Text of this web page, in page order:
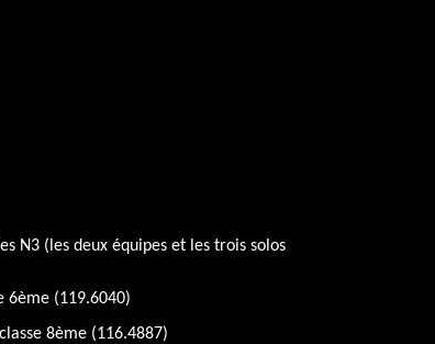
N3 (les deux équipes et les trois solos
6ème (119.6040)
8ème (116.4887)